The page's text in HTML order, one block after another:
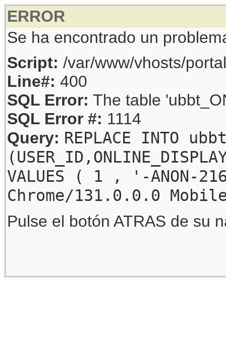
ERROR
Se ha encontrado un
Script: /var/www/vhosts/
Line#: 400
SQL Error: The table
SQL Error #: 1114
Query: REPLACE INTO
VALUES ( 1 , '-
Chrome/131.0.0.0
Pulse el botón ATRAS de su